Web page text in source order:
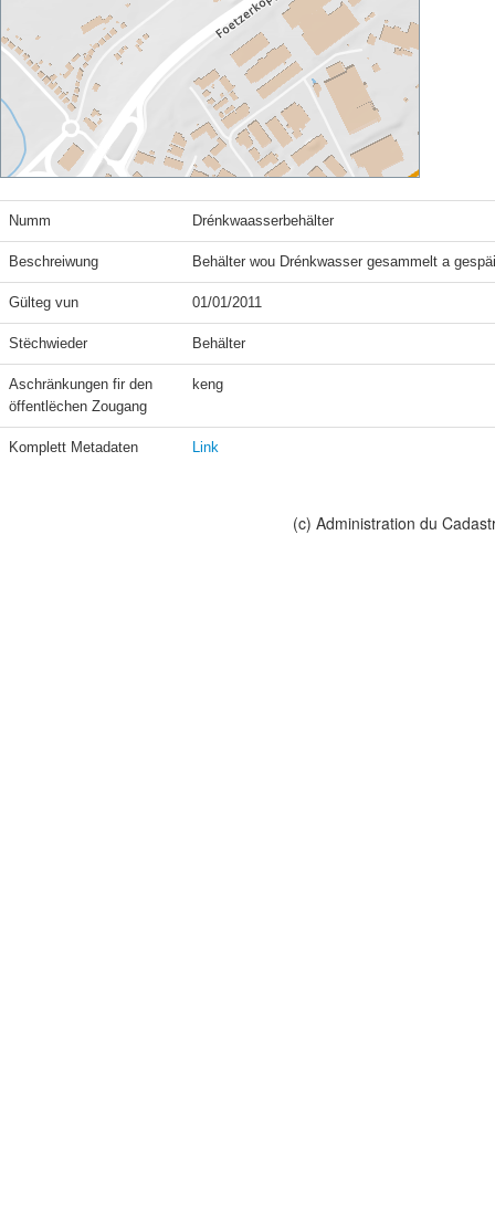
Numm Drénkwaasserbehälter
Beschreiwung Behälter wou Drénkwasser gesammelt a
Gülteg vun 01/01/2011
Stëchwieder Behälter
Aschränkungen fir den
öffentlëchen Zougang
keng
Komplett Metadaten Link
(c) Administration du